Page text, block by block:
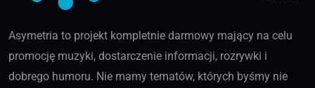
Asymetria to projekt kompletnie darmowy mający na celu
promocję muzyki, dostarczenie informacji, rozrywki i
dobrego humoru. Nie mamy tematów, których byśmy nie